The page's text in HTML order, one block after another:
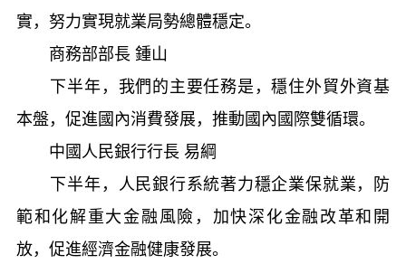
實，努力實現就業局勢總體穩定。
商務部部長 鍾山
下半年，我們的主要任務是，穩住外貿外資基
本盤，促進國內消費發展，推動國內國際雙循環。
中國人民銀行行長 易綱
下半年，人民銀行系統著力穩企業保就業，防
範和化解重大金融風險，加快深化金融改革和開
放，促進經濟金融健康發展。